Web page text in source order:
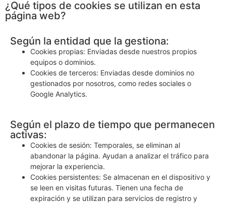
¿Qué tipos de cookies se utilizan en esta
página web?
Según la entidad que la gestiona:
Cookies propias: Enviadas desde nuestros propios
equipos o dominios.
Cookies de terceros: Enviadas desde dominios no
gestionados por nosotros, como redes sociales o
Google Analytics.
Según el plazo de tiempo que permanecen
activas:
Cookies de sesión: Temporales, se eliminan al
abandonar la página. Ayudan a analizar el tráfico para
mejorar la experiencia.
Cookies persistentes: Se almacenan en el dispositivo y
se leen en visitas futuras. Tienen una fecha de
expiración y se utilizan para servicios de registro y